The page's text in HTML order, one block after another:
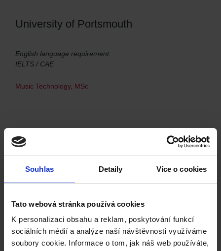
Souhlas Detaily Více o cookies
Tato webová stránka používá cookies
K personalizaci obsahu a reklam, poskytování funkcí
sociálních médií a analýze naší návštěvnosti využíváme
soubory cookie. Informace o tom, jak náš web používáte,
University of Portsmouth
English language requirement:
IELTS / CAE
Music Technology, MSc
The University of the West of England,
Bristol
English language requirement: